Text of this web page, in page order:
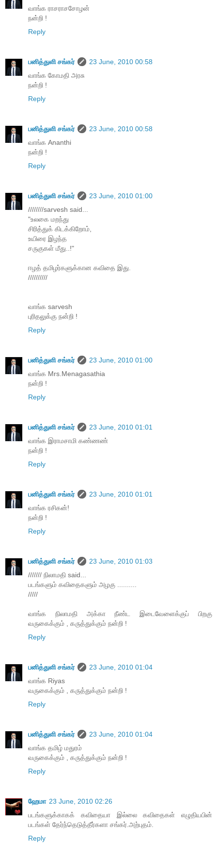
வாங்க ராசராசசோழன்
நன்றி !
Reply
பனித்துளி சங்கர்
23 June, 2010 00:58
வாங்க கோமதி அரசு
நன்றி !
Reply
பனித்துளி சங்கர்
23 June, 2010 00:58
வாங்க Ananthi
நன்றி !
Reply
பனித்துளி சங்கர்
23 June, 2010 01:00
////////sarvesh said...
"உலகை மறந்து
சிரித்துக் கிடக்கிறோம்,
உயிரை இழந்த
சருகுகள் மீது..!"
ஈழத் தமிழர்களுக்கான கவிதை இது.
//////////
வாங்க sarvesh
புரிதலுக்கு நன்றி !
Reply
பனித்துளி சங்கர்
23 June, 2010 01:00
வாங்க Mrs.Menagasathia
நன்றி !
Reply
பனித்துளி சங்கர்
23 June, 2010 01:01
வாங்க இராமசாமி கண்ணண்
நன்றி !
Reply
பனித்துளி சங்கர்
23 June, 2010 01:01
வாங்க ரசிகன்!
நன்றி !
Reply
பனித்துளி சங்கர்
23 June, 2010 01:03
/////// நிலாமதி said...
படங்களும் கவிதைகளும் அழகு ..........
/////
வாங்க நிலாமதி அக்கா நீண்ட இடைவேளைக்குப் பிறகு
வருகைக்கும் , கருத்துக்கும் நன்றி !
Reply
பனித்துளி சங்கர்
23 June, 2010 01:04
வாங்க Riyas
வருகைக்கும் , கருத்துக்கும் நன்றி !
Reply
பனித்துளி சங்கர்
23 June, 2010 01:04
வாங்க தமிழ் மதுரம்
வருகைக்கும் , கருத்துக்கும் நன்றி !
Reply
ஹேமா 23 June, 2010 02:26
படங்களுக்காகக் கவிதையா இல்லை கவிதைகள் எழுதியபின்
படங்கள் தேர்ந்தெடுத்தீர்களா சங்கர்.அற்புதம்.
Reply